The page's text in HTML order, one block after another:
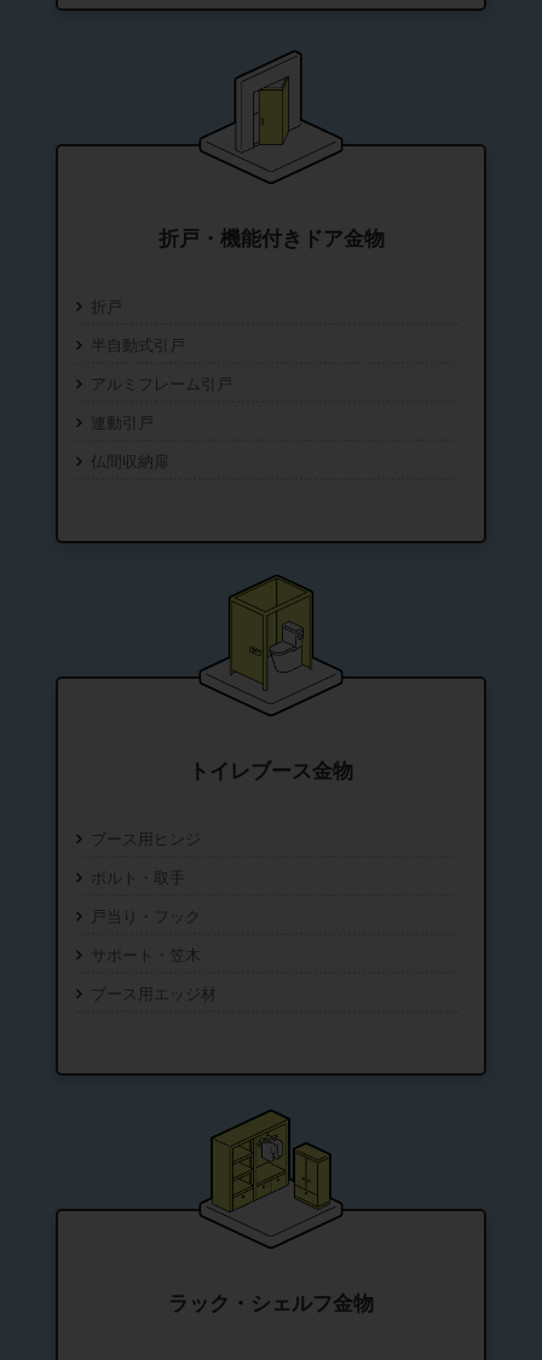
折戸・機能付きドア金物
折戸
半自動式引戸
アルミフレーム引戸
連動引戸
仏間収納扉
トイレブース金物
ブース用ヒンジ
ボルト・取手
戸当り・フック
サポート・笠木
ブース用エッジ材
ラック・シェルフ金物